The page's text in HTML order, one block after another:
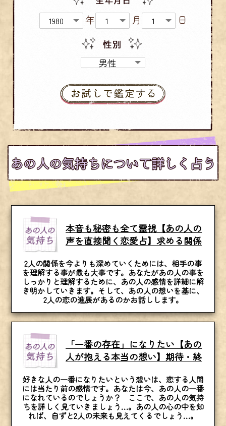
年 月 日
本音も秘密も全て霊視【あの人の
声を直接聞く恋愛占】求める関係
2人の関係を今よりも深めていくためには、相手の事
を理解する事が最も大事です。あなたがあの人の事を
しっかりと理解するために、あの人の感情を詳細に解
き明かしていきます。そして、あの人の想いを基に、
2人の恋の進展があるのかお話しします。
「一番の存在」になりたい【あの
人が抱える本当の想い】期待・終
好きな人の一番になりたいという想いは、恋する人間
には当たり前の感情です。あなたは今、あの人の一番
になれているのでしょうか？ ここで、あの人の気持
ちを詳しく見ていきましょう…。あの人の心の中を知
れば、自ずと2人の未来も見えてくるでしょう…。